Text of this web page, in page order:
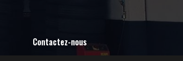
Contactez-nous